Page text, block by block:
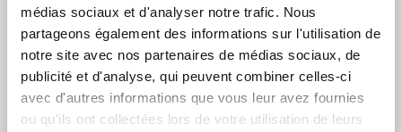
médias sociaux et d'analyser notre trafic. Nous
partageons également des informations sur l'utilisation de
notre site avec nos partenaires de médias sociaux, de
publicité et d'analyse, qui peuvent combiner celles-ci
avec d'autres informations que vous leur avez fournies
ou qu'ils ont collectées lors de votre utilisation de leurs
Je suis un journaliste
Oui
Non